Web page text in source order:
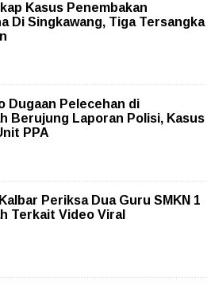
Kasus Penembakan
Di Singkawang, Tiga Tersangka
Dugaan Pelecehan di
Berujung Laporan Polisi, Kasus
PPA
Periksa Dua Guru SMKN 1
Terkait Video Viral